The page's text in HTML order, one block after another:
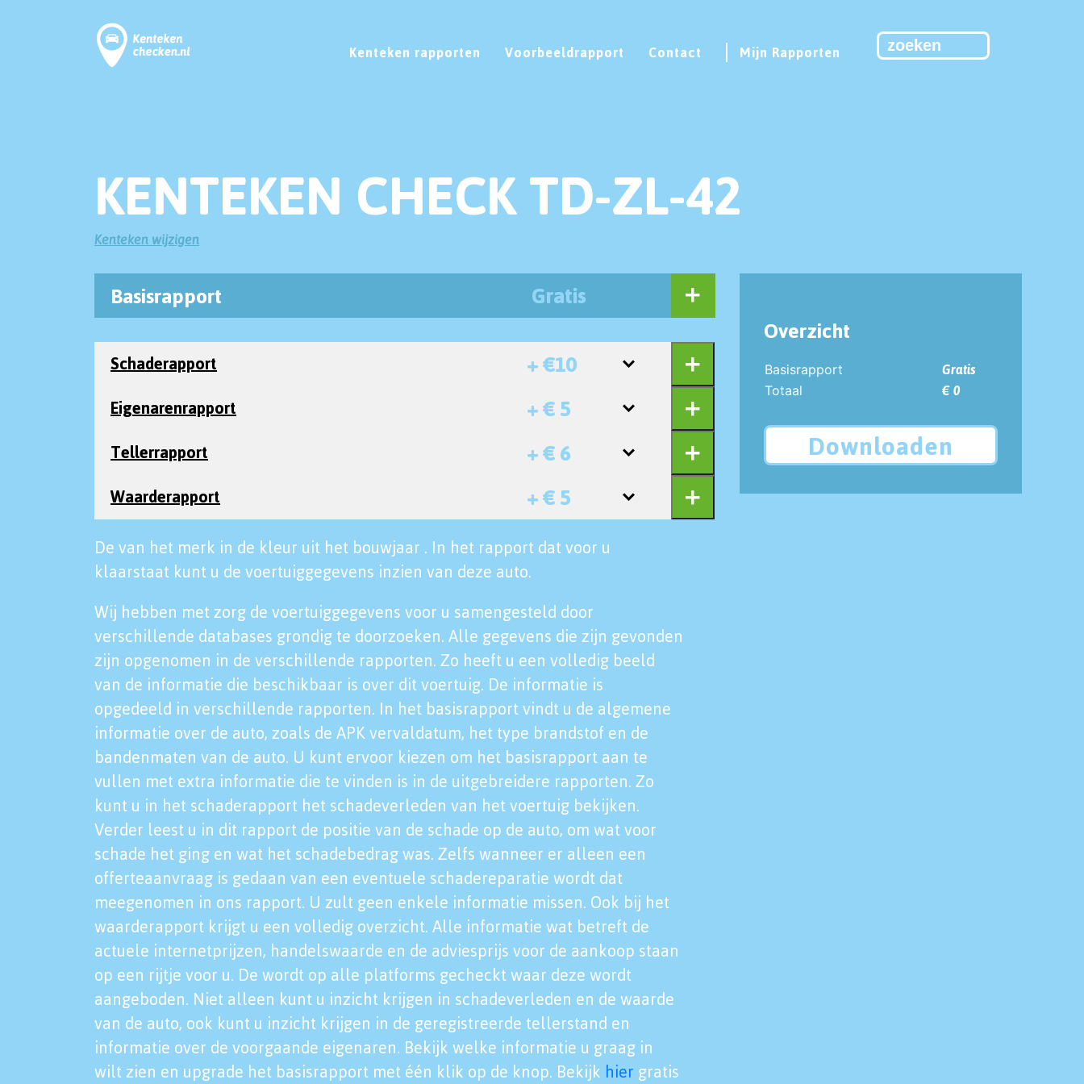
Kenteken rapporten Voorbeeldrapport Contact Mijn Rapporten
KENTEKEN CHECK TD-ZL-42
Kenteken wijzigen
Basisrapport Gratis
Schaderapport + €10
Eigenarenrapport + € 5
Tellerrapport + € 6
Waarderapport + € 5
De van het merk in de kleur uit het bouwjaar . In het rapport dat voor u
klaarstaat kunt u de voertuiggegevens inzien van deze auto.
Wij hebben met zorg de voertuiggegevens voor u samengesteld door
verschillende databases grondig te doorzoeken. Alle gegevens die zijn gevonden
zijn opgenomen in de verschillende rapporten. Zo heeft u een volledig beeld
van de informatie die beschikbaar is over dit voertuig. De informatie is
opgedeeld in verschillende rapporten. In het basisrapport vindt u de algemene
informatie over de auto, zoals de APK vervaldatum, het type brandstof en de
bandenmaten van de auto. U kunt ervoor kiezen om het basisrapport aan te
vullen met extra informatie die te vinden is in de uitgebreidere rapporten. Zo
kunt u in het schaderapport het schadeverleden van het voertuig bekijken.
Verder leest u in dit rapport de positie van de schade op de auto, om wat voor
schade het ging en wat het schadebedrag was. Zelfs wanneer er alleen een
offerteaanvraag is gedaan van een eventuele schadereparatie wordt dat
meegenomen in ons rapport. U zult geen enkele informatie missen. Ook bij het
waarderapport krijgt u een volledig overzicht. Alle informatie wat betreft de
actuele internetprijzen, handelswaarde en de adviesprijs voor de aankoop staan
op een rijtje voor u. De wordt op alle platforms gecheckt waar deze wordt
aangeboden. Niet alleen kunt u inzicht krijgen in schadeverleden en de waarde
van de auto, ook kunt u inzicht krijgen in de geregistreerde tellerstand en
informatie over de voorgaande eigenaren. Bekijk welke informatie u graag in
wilt zien en upgrade het basisrapport met één klik op de knop. Bekijk hier gratis
Overzicht
Basisrapport
Gratis
Totaal
€ 0
Downloaden